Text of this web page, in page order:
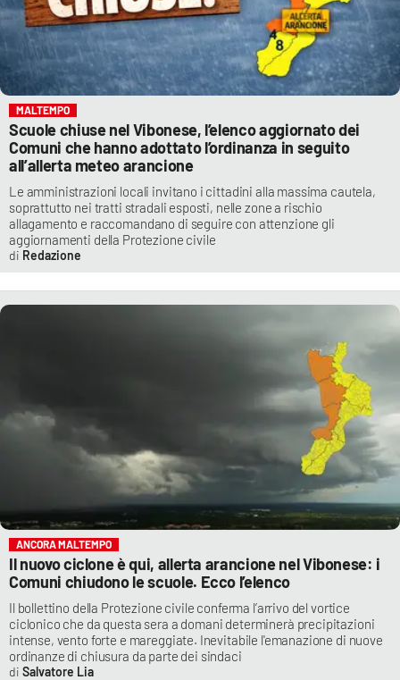
MALTEMPO
Scuole chiuse nel Vibonese, l’elenco aggiornato dei
Comuni che hanno adottato l’ordinanza in seguito
all’allerta meteo arancione
Le amministrazioni locali invitano i cittadini alla massima cautela,
soprattutto nei tratti stradali esposti, nelle zone a rischio
allagamento e raccomandano di seguire con attenzione gli
aggiornamenti della Protezione civile
Redazione
ANCORA MALTEMPO
Il nuovo ciclone è qui, allerta arancione nel Vibonese: i
Comuni chiudono le scuole. Ecco l’elenco
Il bollettino della Protezione civile conferma l’arrivo del vortice
ciclonico che da questa sera a domani determinerà precipitazioni
intense, vento forte e mareggiate. Inevitabile l'emanazione di nuove
ordinanze di chiusura da parte dei sindaci
Salvatore Lia